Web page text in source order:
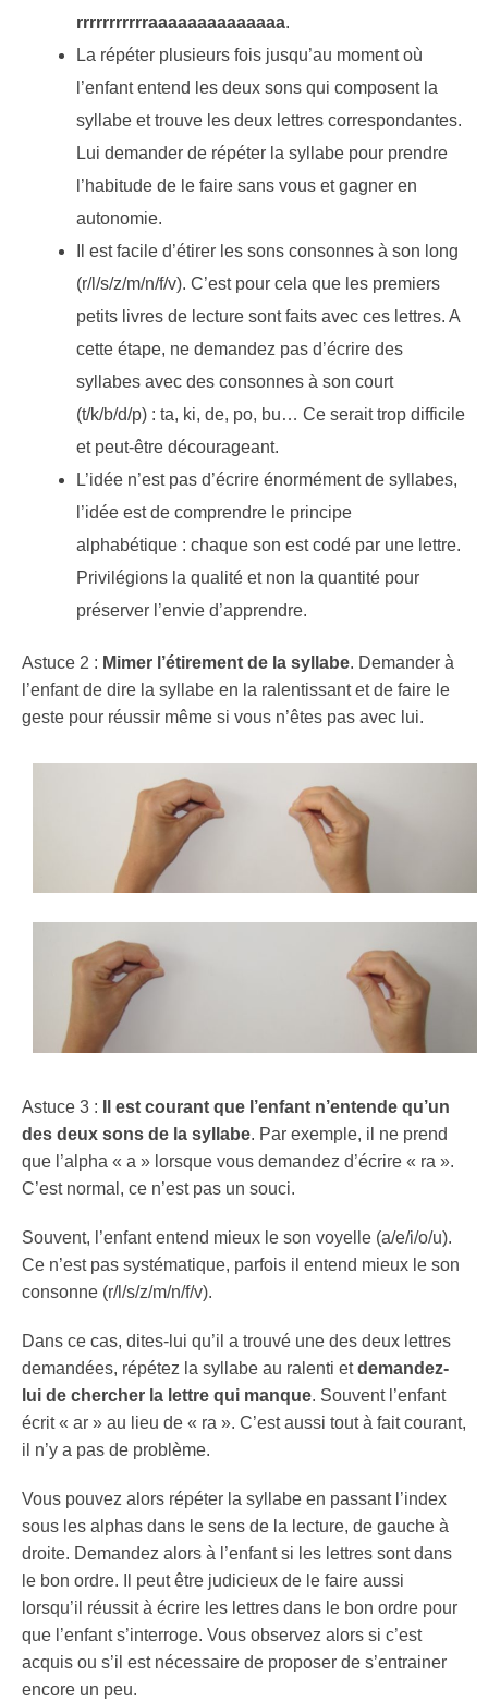
rrrrrrrrrrraaaaaaaaaaaaaa.
La répéter plusieurs fois jusqu’au moment où
l’enfant entend les deux sons qui composent la
syllabe et trouve les deux lettres correspondantes.
Lui demander de répéter la syllabe pour prendre
l’habitude de le faire sans vous et gagner en
autonomie.
Il est facile d’étirer les sons consonnes à son long
(r/l/s/z/m/n/f/v). C’est pour cela que les premiers
petits livres de lecture sont faits avec ces lettres. A
cette étape, ne demandez pas d’écrire des
syllabes avec des consonnes à son court
(t/k/b/d/p) : ta, ki, de, po, bu… Ce serait trop difficile
et peut-être décourageant.
L’idée n’est pas d’écrire énormément de syllabes,
l’idée est de comprendre le principe
alphabétique : chaque son est codé par une lettre.
Privilégions la qualité et non la quantité pour
préserver l’envie d’apprendre.
Astuce 2 : Mimer l’étirement de la syllabe. Demander à
l’enfant de dire la syllabe en la ralentissant et de faire le
geste pour réussir même si vous n’êtes pas avec lui.
Astuce 3 :
Il est courant que l’enfant n’entende qu’un
des deux sons de la syllabe. Par exemple, il ne prend
que l’alpha « a » lorsque vous demandez d’écrire « ra ».
C’est normal, ce n’est pas un souci.
Souvent, l’enfant entend mieux le son voyelle (a/e/i/o/u).
Ce n’est pas systématique, parfois il entend mieux le son
consonne (r/l/s/z/m/n/f/v).
Dans ce cas, dites-lui qu’il a trouvé une des deux lettres
demandées, répétez la syllabe au ralenti etdemandez-
lui de chercher la lettre qui manque. Souvent l’enfant
écrit « ar » au lieu de « ra ». C’est aussi tout à fait courant,
il n’y a pas de problème.
Vous pouvez alors répéter la syllabe en passant l’index
sous les alphas dans le sens de la lecture, de gauche à
droite. Demandez alors à l’enfant si les lettres sont dans
le bon ordre. Il peut être judicieux de le faire aussi
lorsqu’il réussit à écrire les lettres dans le bon ordre pour
que l’enfant s’interroge. Vous observez alors si c’est
acquis ou s’il est nécessaire de proposer de s’entrainer
encore un peu.